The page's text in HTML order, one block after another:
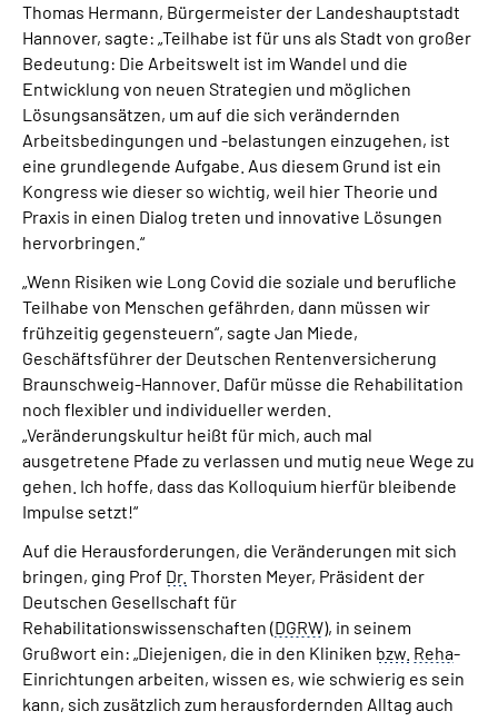
Thomas Hermann, Bürgermeister der Landeshauptstadt
Hannover, sagte: „Teilhabe ist für uns als Stadt von großer
Bedeutung: Die Arbeitswelt ist im Wandel und die
Entwicklung von neuen Strategien und möglichen
Lösungsansätzen, um auf die sich verändernden
Arbeitsbedingungen und -belastungen einzugehen, ist
eine grundlegende Aufgabe. Aus diesem Grund ist ein
Kongress wie dieser so wichtig, weil hier Theorie und
Praxis in einen Dialog treten und innovative Lösungen
hervorbringen.“
„Wenn Risiken wie Long Covid die soziale und berufliche
Teilhabe von Menschen gefährden, dann müssen wir
frühzeitig gegensteuern“, sagte Jan Miede,
Geschäftsführer der Deutschen Rentenversicherung
Braunschweig-Hannover. Dafür müsse die Rehabilitation
noch flexibler und individueller werden.
„Veränderungskultur heißt für mich, auch mal
ausgetretene Pfade zu verlassen und mutig neue Wege zu
gehen. Ich hoffe, dass das Kolloquium hierfür bleibende
Impulse setzt!“
Auf die Herausforderungen, die Veränderungen mit sich
bringen, ging Prof Dr. Thorsten Meyer, Präsident der
Deutschen Gesellschaft für
Rehabilitationswissenschaften (DGRW), in seinem
Grußwort ein: „Diejenigen, die in den Kliniken bzw. Reha-
Einrichtungen arbeiten, wissen es, wie schwierig es sein
kann, sich zusätzlich zum herausfordernden Alltag auch